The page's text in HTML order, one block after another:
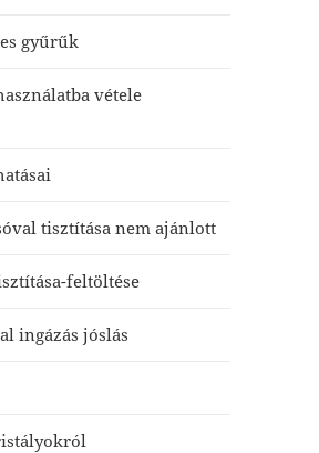
gyűrűk
vétele
tisztítása nem ajánlott
feltöltése
ingázás jóslás